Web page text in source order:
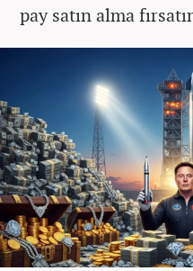
pay satın alma